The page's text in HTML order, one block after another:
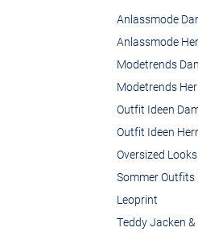
Anlassmode
Anlassmode
Modetrends
Modetrends
Outfit Ideen
Outfit Ideen
Oversized
Sommer Outfits
Leoprint
Teddy Jacken